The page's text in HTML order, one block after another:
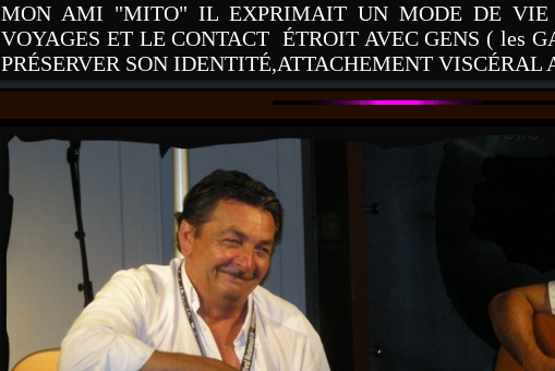
MON AMI "MITO" IL EXPRIMAIT UN MODE DE
VOYAGES ET LE CONTACT ÉTROIT AVEC GENS ( les
PRÉSERVER SON IDENTITÉ,ATTACHEMENT